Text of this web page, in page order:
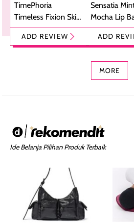
TimePhoria
Timeless Fixion Skin
Tint Stick,
Foundation dan
ADD REVIEW
Sensatia
Mocha Lip
Pelembap
dengan
ADD
MORE
Ide Belanja Pilihan Produk Terbaik